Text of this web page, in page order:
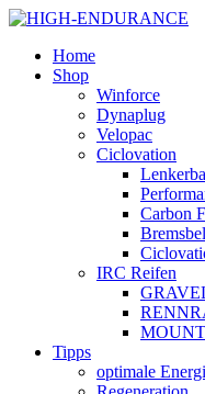
Home
Shop
Winforce
Dynaplug
Velopac
Ciclovation
Carbon
IRC Reifen
Tipps
optimale